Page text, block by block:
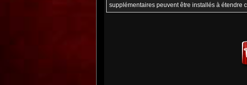
supplémentaires peuvent être installés à étendre